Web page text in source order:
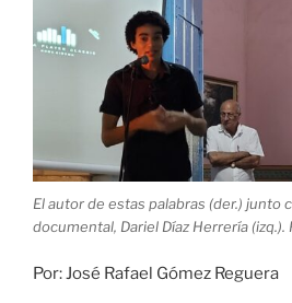
El autor de estas palabras (der.) junto
documental, Dariel Díaz Herrería (izq.).
Por: José Rafael Gómez Reguera